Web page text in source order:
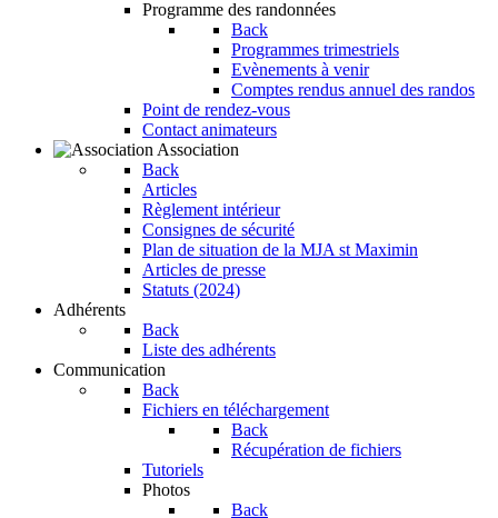
Programme des randonnées
Back
Programmes trimestriels
Evènements à venir
Comptes rendus annuel des randos
Point de rendez-vous
Contact animateurs
Association
Back
Articles
Règlement intérieur
Consignes de sécurité
Plan de situation de la MJA st Maximin
Articles de presse
Statuts (2024)
Adhérents
Back
Liste des adhérents
Communication
Back
Fichiers en téléchargement
Back
Récupération de fichiers
Tutoriels
Photos
Back